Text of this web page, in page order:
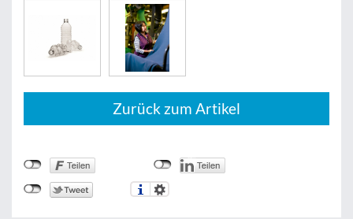
Zurück zum Artikel